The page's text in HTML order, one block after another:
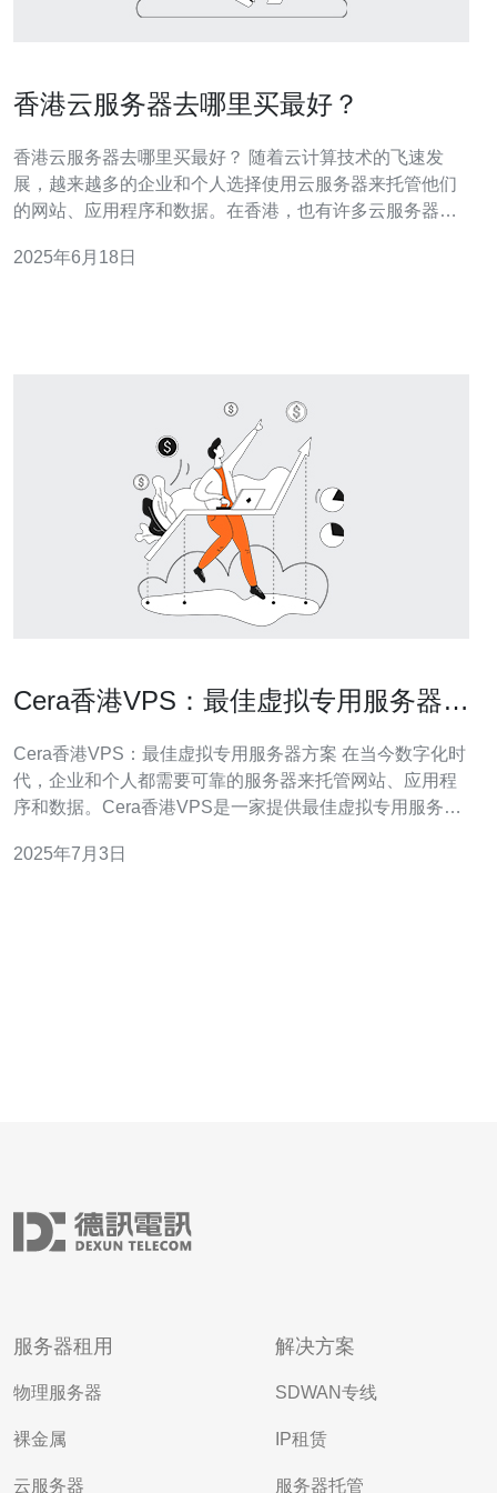
香港云服务器去哪里买最好？
香港云服务器去哪里买最好？ 随着云计算技术的飞速发
展，越来越多的企业和个人选择使用云服务器来托管他们
的网站、应用程序和数据。在香港，也有许多云服务器供
高、稳定可靠的云服务器供应商成为了许多人的疑问。 在
2025年6月18日
Cera香港VPS：最佳虚拟专用服务器方
Cera香港VPS：最佳虚拟专用服务器方案 在当今数字化时
代，企业和个人都需要可靠的服务器来托管网站、应用程
序和数据。Cera香港VPS是一家提供最佳虚拟专用服务器
稳定，安全可靠。 Cera香港VPS的服务器采用最新的硬件
2025年7月3日
服务器租用
物理服务器
裸金属
云服务器
解决方案
SDWAN专线
IP租赁
服务器托管